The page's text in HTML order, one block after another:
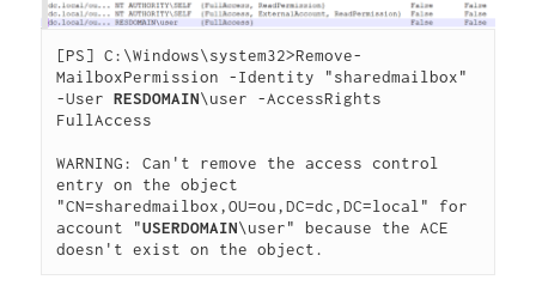
[PS] C:\Windows\system32>Remove-
MailboxPermission -Identity "sharedmailbox"
-User RESDOMAIN\user -AccessRights
FullAccess
WARNING: Can't remove the access control
entry on the object
"CN=sharedmailbox,OU=ou,DC=dc,DC=local" for
account "USERDOMAIN\user" because the ACE
doesn't exist on the object.